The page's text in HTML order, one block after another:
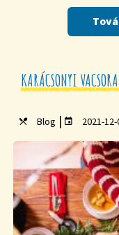
KARÁCSONYI
Blog | 2021-